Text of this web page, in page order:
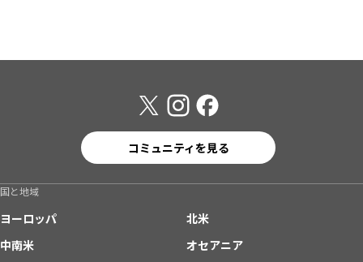
コミュニティを見る
国と地域
ヨーロッパ
北米
中南米
オセアニア